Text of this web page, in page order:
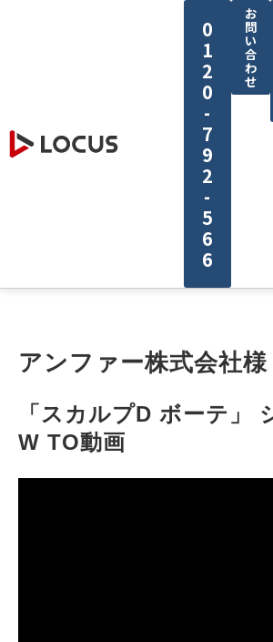
0
1
2
0
-
7
9
2
-
5
6
6
お
問
い
合
わ
せ
制作実績
セミナー
アンファー株式会社様
「スカルプD ボーテ」
W TO動画